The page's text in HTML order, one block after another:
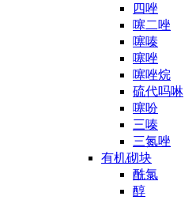
四唑
噻二唑
噻嗪
噻唑
噻唑烷
硫代吗啉
噻吩
三嗪
三氮唑
有机砌块
酰氯
醇